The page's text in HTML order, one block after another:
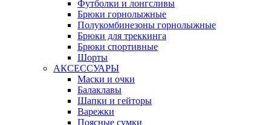
Футболки и лонгсливы
Брюки горнолыжные
Полукомбинезоны горнолыжные
Брюки для треккинга
Брюки спортивные
Шорты
АКСЕССУАРЫ
Маски и очки
Балаклавы
Шапки и гейторы
Варежки
Поясные сумки